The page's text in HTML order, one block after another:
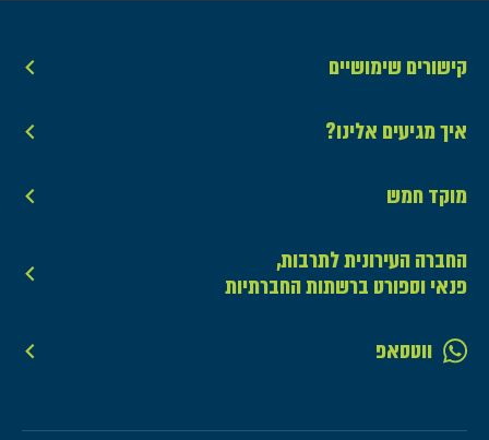
קישורים שימושיים
איך מגיעים אלינו?
מוקד חמש
החברה העירונית לתרבות,
פנאי וספורט ברשתות החברתיות
ווטסאפ